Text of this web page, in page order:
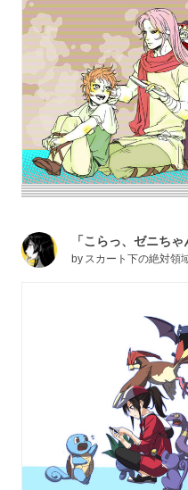
「こらっ、ゼニち
by スカート下の絶対領